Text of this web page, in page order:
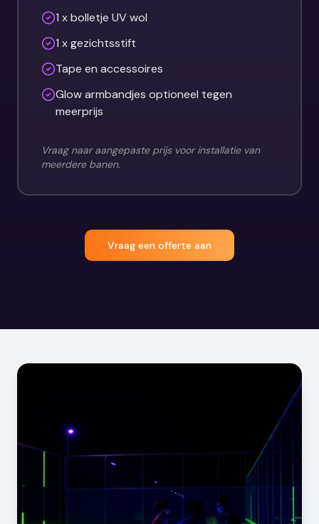
1 x bolletje UV wol
1 x gezichtsstift
Tape en accessoires
Glow armbandjes optioneel tegen
meerprijs
Vraag naar aangepaste prijs voor installatie van
meerdere banen.
Vraag een offerte aan